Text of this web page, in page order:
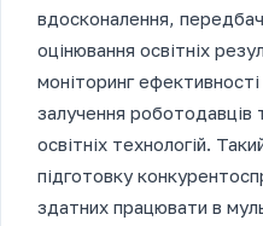
вдосконалення,
оцінювання освітніх
моніторинг
залучення роботодавців
освітніх технологій.
підготовку
здатних працювати в